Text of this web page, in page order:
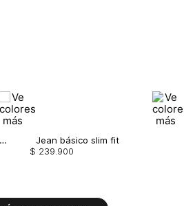
Jean croped, tiro alto, cinco bolsillos, con guardapolvo
Jean básico slim fit
$ 239.900